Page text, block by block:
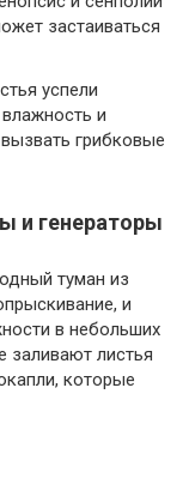
застаиваться
успели
и
грибковые
и генераторы
туман из
и
в небольших
заливают листья
которые